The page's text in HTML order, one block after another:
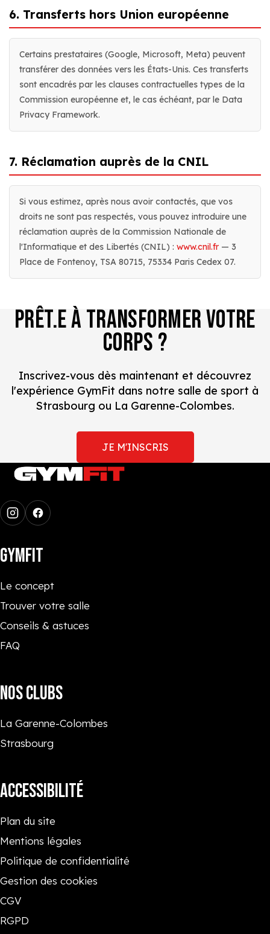
6. Transferts hors Union européenne
Certains prestataires (Google, Microsoft, Meta) peuvent
transférer des données vers les États-Unis. Ces transferts
sont encadrés par les clauses contractuelles types de la
Commission européenne et, le cas échéant, par le Data
Privacy Framework.
7. Réclamation auprès de la CNIL
Si vous estimez, après nous avoir contactés, que vos
droits ne sont pas respectés, vous pouvez introduire une
réclamation auprès de la Commission Nationale de
l'Informatique et des Libertés (CNIL) : www.cnil.fr — 3
Place de Fontenoy, TSA 80715, 75334 Paris Cedex 07.
PRÊT.E À TRANSFORMER VOTRE
CORPS ?
Inscrivez-vous dès maintenant et découvrez
l'expérience GymFit dans notre salle de sport à
Strasbourg ou La Garenne-Colombes.
JE M'INSCRIS
GYMFIT
Le concept
Trouver votre salle
Conseils & astuces
FAQ
NOS CLUBS
La Garenne-Colombes
Strasbourg
ACCESSIBILITÉ
Plan du site
Mentions légales
Politique de confidentialité
Gestion des cookies
CGV
RGPD